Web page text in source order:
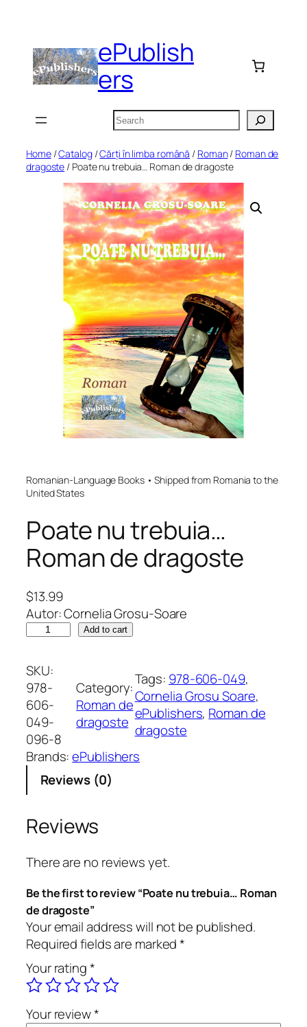
content
ePublish
ers
Search
Home/Catalog/Cărți în limba română / Roman/ Roman de
dragoste / Poate nu trebuia… Roman de dragoste
Romanian-Language Books • Shipped from Romania to the
United States
Poate nu trebuia…
Roman de dragoste
$13.99
Autor: Cornelia Grosu-Soare
a
t
e
n
u
t
r
u
i
a
…
R
o
m
a
d
e
d
Add to cart
SKU:
978-
606-
049-
096-8
Category:
Roman de
dragoste
Tags: 978-606-049
Cornelia Grosu Soare
ePublishers, Roman de
dragoste
Brands:ePublishers
Reviews (0)
Reviews
There are no reviews yet.
Be the first to review “Poate nu trebuia… Roman
de dragoste”
Your email address will not be published.
Required fields are marked*
Your rating*
Your review*